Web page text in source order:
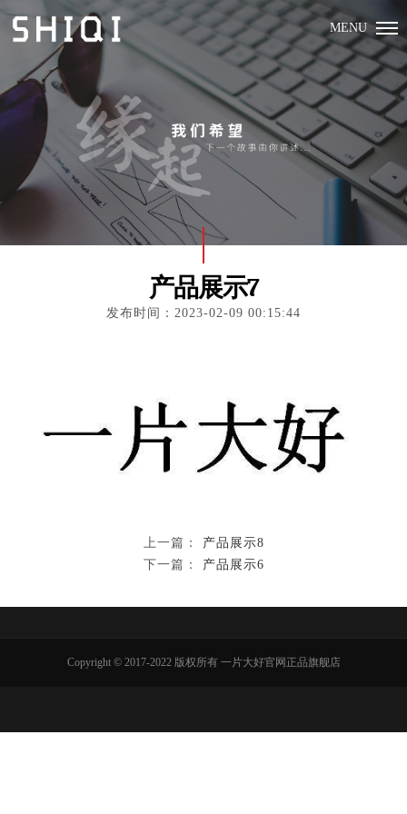
MENU
产品展示7
发布时间：2023-02-09 00:15:44
上一篇： 产品展示8
下一篇： 产品展示6
Copyright © 2017-2022 版权所有 一片大好官网正品旗舰店